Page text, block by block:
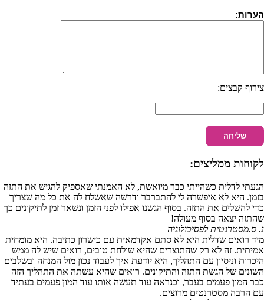
הערות:
צירוף קבצים:
לקוחות ממליצים:
הגעתי לדלית כשהייתי כבר מיואשת, לא האמנתי שאספיק להגיש את התזה
בזמן. היא לא איפשרה לי להתברבר ודרשה שאשלח לה את כל מה שצריך
כדי להשלים את התזה. בסוף הגשנו אפילו לפני הזמן ונשאר זמן לתיקונים כך
שהתזה יצאה בסוף מעולה!
נ. ס.מסטרנטית לפסיכולוגיה
מיד רואים שדלית היא לא סתם אקדמאית עם כישרון כתיבה. היא מומחית
אמיתית. זה לא רק שהתוצרים שהיא שולחת טובים, רואים שיש לה ממש
היכרות וניסיון עם התהליך, היא יודעת איך לעבוד נכון מול המנחה ובשלבים
השונים של הגשת התזה והתיקונים. רואים שהיא עשתה את התהליך הזה
כבר המון פעמים בעבר, וכנראה עוד תעשה אותו עוד המון פעמים בעתיד
עם הרבה מסטרנטים מרוצים.